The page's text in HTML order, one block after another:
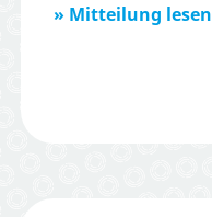
Mitteilung lesen